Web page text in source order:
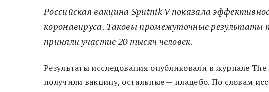
Российская вакцина Sputnik V показала
коронавируса. Таковы промежуточные
приняли участие 20 тысяч человек.
Результаты исследования опубликовали в журнале
получили вакцину, остальные — плацебо. По словам